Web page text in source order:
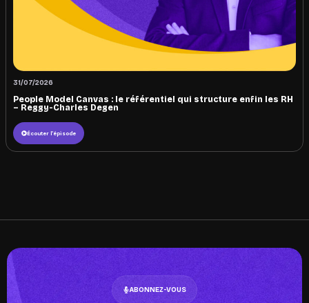
31/07/2026
People Model Canvas : le référentiel qui structure enfin les RH
– Reggy-Charles Degen
Écouter l'épisode
ABONNEZ-VOUS